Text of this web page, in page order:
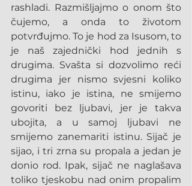
rashladi. Razmišljajmo o onom što
čujemo, a onda to životom
potvrđujmo. To je hod za Isusom, to
je naš zajednički hod jednih s
drugima. Svašta si dozvolimo reći
drugima jer nismo svjesni koliko
istinu, iako je istina, ne smijemo
govoriti bez ljubavi, jer je takva
ubojita, a u samoj ljubavi ne
smijemo zanemariti istinu. Sijač je
sijao, i tri zrna su propala a jedan je
donio rod. Ipak, sijač ne naglašava
toliko tjeskobu nad onim propalim